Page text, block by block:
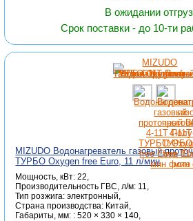
В ожидании
Срок поставки - до 10-ти
MIZUDO Водонагреватель газовый
ТУРБО Oxygen free Euro, 11 л/мин
Мощность, кВт: 22,
Производительность ГВС, л/м: 11,
Тип розжига: электронный,
Страна производства: Китай,
Габариты, мм: : 520 × 330 × 140,